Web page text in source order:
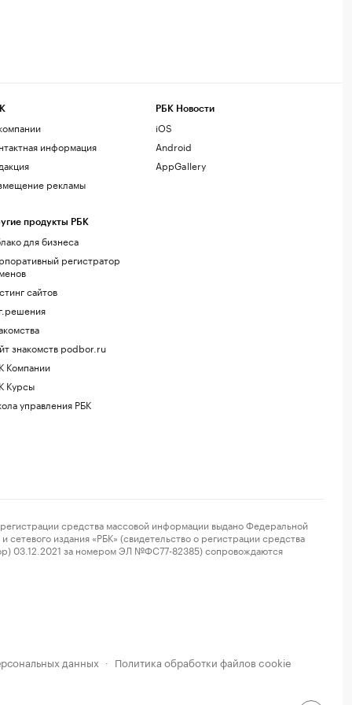
информация
рекламы
продукты РБК
для бизнеса
регистратор
сайтов
знакомств podbor.ru
Компании
Курсы
управления РБК
РБК Новости
iOS
Android
AppGallery
средства массовой информации выдано Федеральной
издания «РБК» (свидетельство о регистрации средства
03.12.2021 за номером ЭЛ №ФС77-82385) сопровождаются
данных · Политика обработки файлов cookie